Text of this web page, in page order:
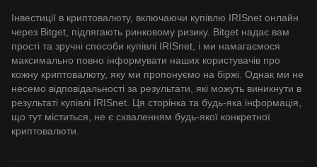
Інвестиції в криптовалюту, включаючи купівлю IRISnet онлайн
через Bitget, підлягають ринковому ризику. Bitget надає вам
прості та зручні способи купівлі IRISnet, і ми намагаємося
максимально повно інформувати наших користувачів про
кожну криптовалюту, яку ми пропонуємо на біржі. Однак ми не
несемо відповідальності за результати, які можуть виникнути в
результаті купівлі IRISnet. Ця сторінка та будь-яка інформація,
що тут міститься, не є схваленням будь-якої конкретної
криптовалюти.